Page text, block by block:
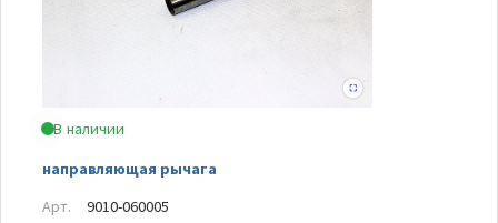
В наличии
направляющая рычага
Арт.
9010-060005